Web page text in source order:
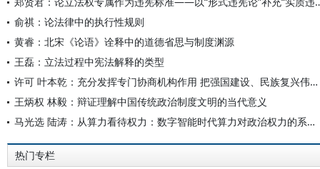
俞祺：论法律中的执行性规则
黄睿：北宋《论语》诠释中的道德省思与制度渊源
王磊：立法过程中宪法解释的类型
许可 叶本乾：充分发挥专门协商机构作用 把强国建设、民族复兴伟业不断推向前进
王炳权 林毅：辩证理解中国传统政治制度文明的当代意义
马光选 陆涛：从算力看待权力：数字智能时代算力对政治权力的系统性改造论纲
热门专栏